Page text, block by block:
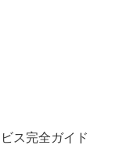
ス完全ガイド